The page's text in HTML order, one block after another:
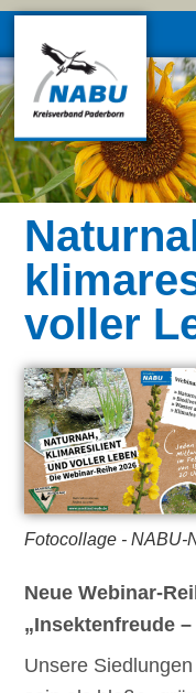
voller
Fotocollage - NABU-
Neue Webinar-
„Insektenfreude
Unsere